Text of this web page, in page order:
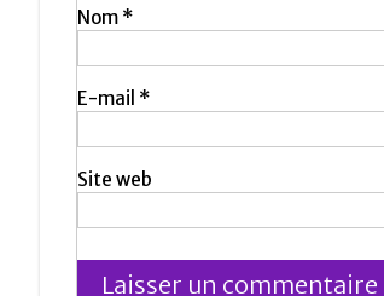
Nom *
E-mail *
Site web